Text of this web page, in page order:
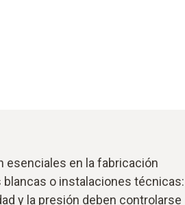
esenciales en la fabricación
blancas o instalaciones técnicas:
y la presión deben controlarse